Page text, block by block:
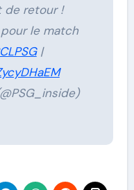
de retour !
le match
|